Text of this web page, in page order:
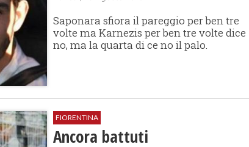
Saponara sfiora il pareggio per ben tre
volte ma Karnezis per ben tre volte dice
no, ma la quarta di ce no il palo.
FIORENTINA
Ancora battuti